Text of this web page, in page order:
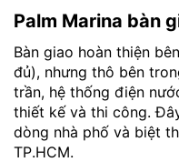
Palm Marina bàn
Bàn giao hoàn thiện
đủ), nhưng thô bên
trần, hệ thống điện
thiết kế và thi công.
dòng nhà phố và biệt
TP.HCM.